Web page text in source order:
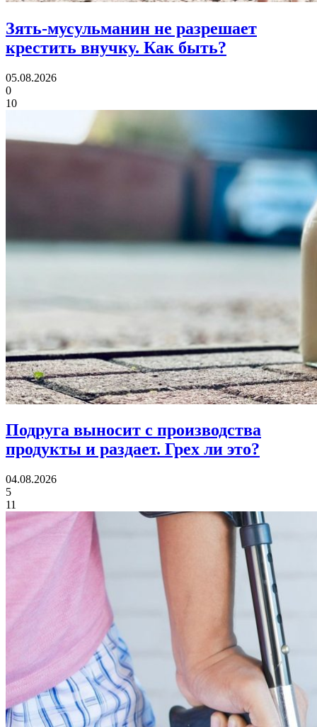
Зять-мусульманин не разрешает
крестить внучку. Как быть?
05.08.2026
0
10
Подруга выносит с производства
продукты и раздает. Грех ли это?
04.08.2026
5
11